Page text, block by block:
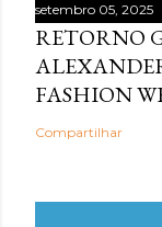
setembro 05, 2025
RETORNO
FASHION
Compartilhar